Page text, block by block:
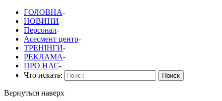
ГОЛОВНА-
НОВИНИ-
Персонал-
Асесмент центр-
ТРЕНІНГИ-
РЕКЛАМА-
ПРО НАС-
Что искать:
Поиск
Вернуться наверх